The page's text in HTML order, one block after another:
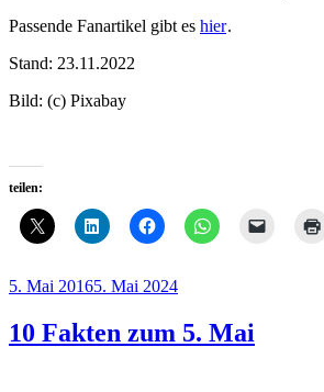
Passende Fanartikel gibt es hier.
Stand: 23.11.2022
Bild: (c) Pixabay
teilen:
Veröffentlicht
5. Mai 20165. Mai 2024
10 Fakten zum 5. Mai